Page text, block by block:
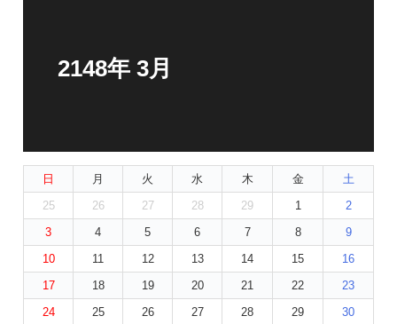
2148年 3月
日 月 火 水 木 金
土
25
26 27 28 29 1
2
3
4 5 6 7 8
9
10
11 12 13 14 15
16
17
18 19 20 21 22
23
24
25 26 27 28 29
30